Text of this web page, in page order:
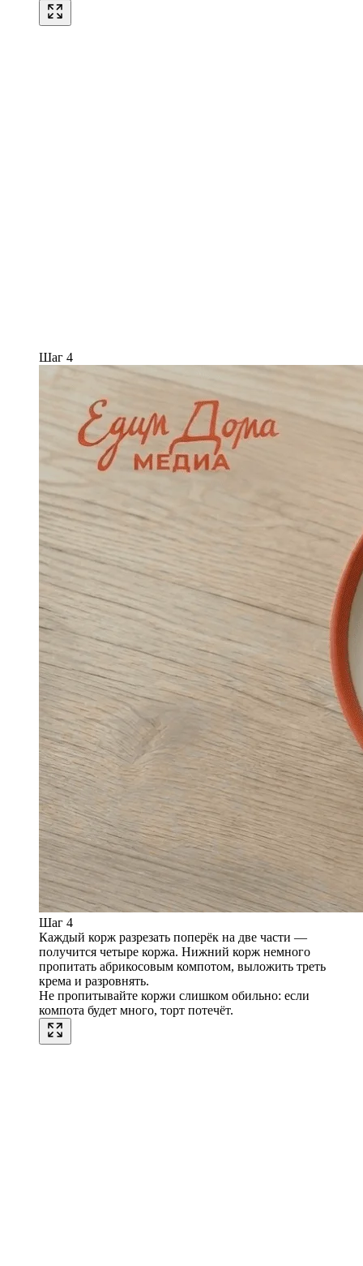
Шаг 4
Шаг 4
Каждый корж разрезать поперёк на две части —
получится четыре коржа. Нижний корж немного
пропитать абрикосовым компотом, выложить треть
крема и разровнять.
Не пропитывайте коржи слишком обильно: если
компота будет много, торт потечёт.